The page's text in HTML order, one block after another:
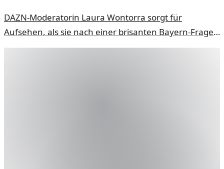
DAZN-Moderatorin Laura Wontorra sorgt für
Aufsehen, als sie nach einer brisanten Bayern-Frage
abrupt vom Rasen flieht. Ein Blick auf den Vorfall und